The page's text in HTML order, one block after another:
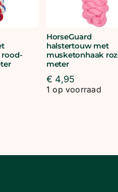
HorseGuard
halstertouw met
musketonhaak
meter
€ 4,95
1 op voorraad